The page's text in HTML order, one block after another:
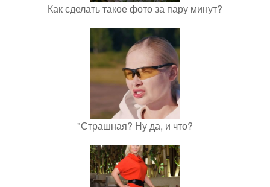
Как сделать такое фото за пару минут?
"Страшная? Ну да, и что?